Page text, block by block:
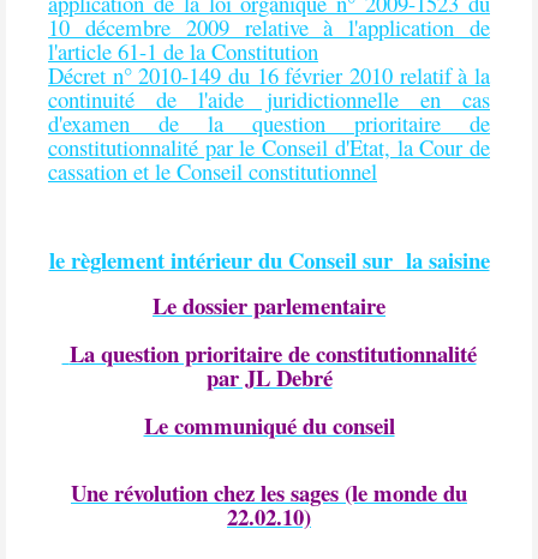
10 décembre 2009 relative à l'application de
l'article 61-1 de la Constitution
Décret n° 2010-149 du 16 février 2010 relatif à la
continuité de l'aide juridictionnelle en cas
d'examen de la question prioritaire de
constitutionnalité par le Conseil d'Etat, la Cour de
cassation et le Conseil constitutionnel
le règlement intérieur du Conseil sur la saisine
Le dossier parlementaire
La question prioritaire de constitutionnalité
par JL Debré
Le communiqué du conseil
Une révolution chez les sages (le monde du
22.02.10)